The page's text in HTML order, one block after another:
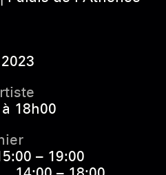
18h00
– 19:00